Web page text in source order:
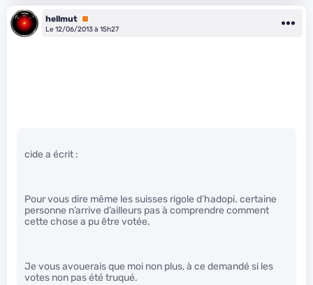
hellmut Premium
Le 12/06/2013 à 15h27
cide a écrit :
Pour vous dire même les suisses rigole d’hadopi. certaine
personne n’arrive d’ailleurs pas à comprendre comment
cette chose a pu être votée.
Je vous avouerais que moi non plus, à ce demandé si les
votes non pas été truqué.